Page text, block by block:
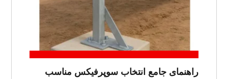
راهنمای جامع انتخاب سوپرفیکس مناسب